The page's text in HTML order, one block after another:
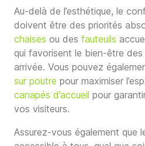
Au-delà de l’esthétique, le
doivent être des priorités
chaises ou des fauteuils
qui favorisent le bien-être des
arrivée. Vous pouvez
sur poutre pour maximiser
canapés d’accueil pour
vos visiteurs.
Assurez-vous également que